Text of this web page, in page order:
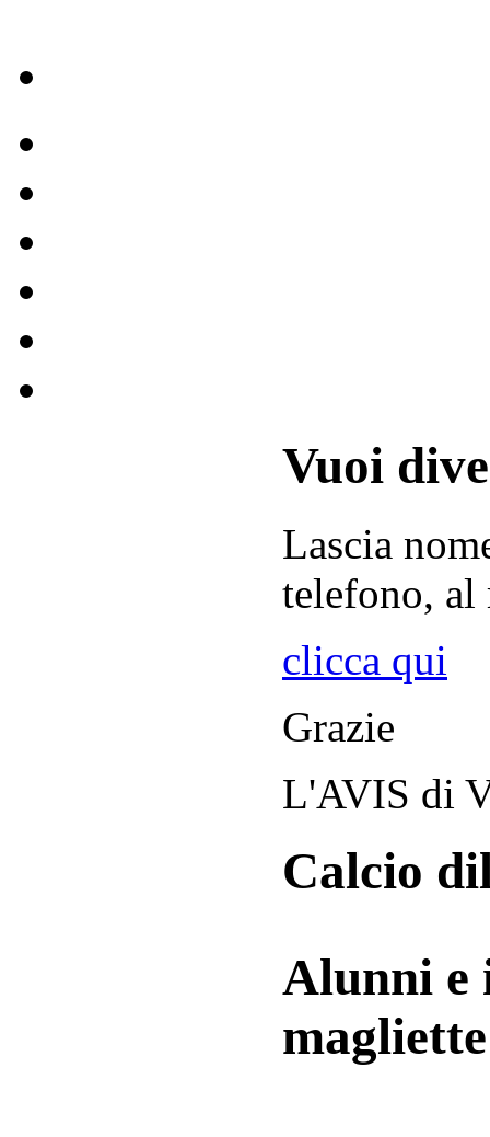
Vuoi
Lascia
telefono, al
clicca qui
Grazie
L'AVIS di
Calcio
Alunni e